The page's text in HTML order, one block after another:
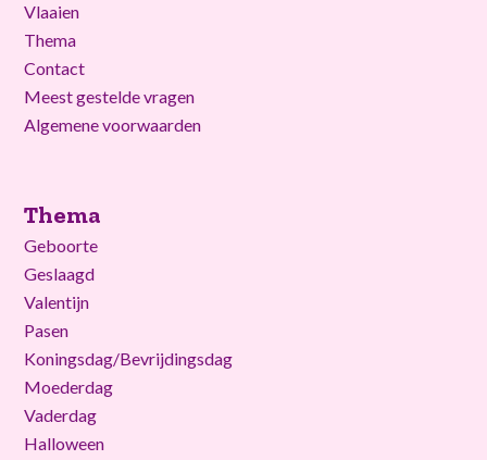
Vlaaien
Thema
Contact
Meest gestelde vragen
Algemene voorwaarden
Thema
Geboorte
Geslaagd
Valentijn
Pasen
Koningsdag/Bevrijdingsdag
Moederdag
Vaderdag
Halloween